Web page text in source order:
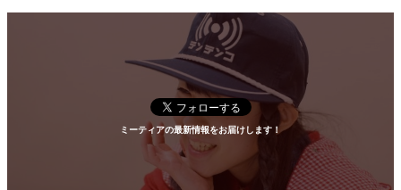
ミーティアの最新情報をお届けします！